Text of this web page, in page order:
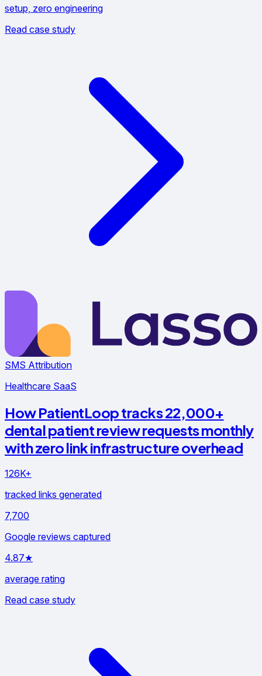
setup, zero engineering
Read case study
SMS Attribution
Healthcare SaaS
How PatientLoop tracks 22,000+
dental patient review requests monthly
with zero link infrastructure overhead
126K+
tracked links generated
7,700
Google reviews captured
4.87★
average rating
Read case study